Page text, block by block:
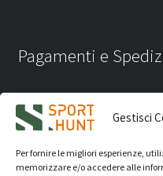
Gestisci
Per fornire le migliori esperienze,
memorizzare e/o accedere alle
Pagamenti e